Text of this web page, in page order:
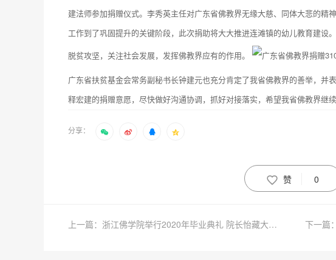
建法师参加捐赠仪式。李秀英主任对广东省佛教界无缘大慈、同体大悲的精
工作到了巩固提升的关键阶段，此次捐助将大大推进连滩镇的幼儿教育建设
脱贫攻坚，关注社会发展，发挥佛教界应有的作用。
广东省扶贫基金会常务副秘书长钟建元也充分肯定了我省佛教界的善举，并
释宏建的捐赠意愿，尽快做好沟通协调，抓好对接落实，希望我省佛教界继
分享：
赞 0
上一篇：浙江佛学院举行2020年毕业典礼 院长怡藏大和尚寄语勉励